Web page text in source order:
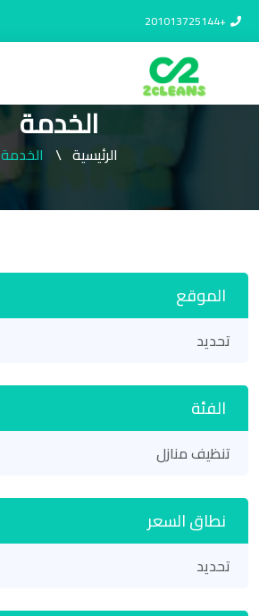
+201013725144
الخدمة
الرئيسية الخدمة
الموقع
تحديد
الفئة
تنظيف منازل
نطاق السعر
تحديد